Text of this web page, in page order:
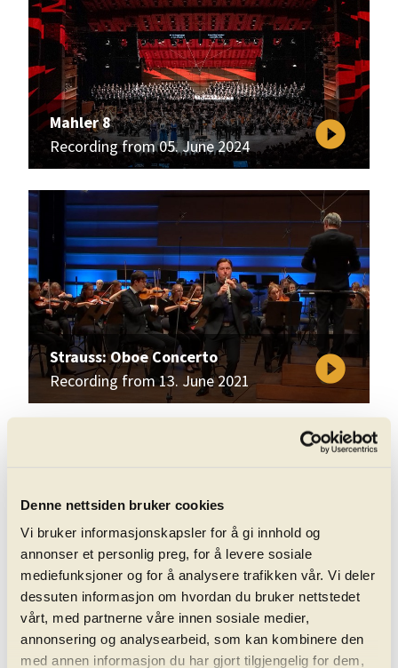
Denne nettsiden bruker cookies
Vi bruker informasjonskapsler for å gi innhold og
annonser et personlig preg, for å levere sosiale
mediefunksjoner og for å analysere trafikken vår. Vi deler
dessuten informasjon om hvordan du bruker nettstedet
vårt, med partnerne våre innen sosiale medier,
annonsering og analysearbeid, som kan kombinere den
med annen informasjon du har gjort tilgjengelig for dem,
Mahler 8
Recording from 05. June 2024
play_circle_filled
Strauss: Oboe Concerto
Recording from 13. June 2021
play_circle_filled
Wagner: Prelude to Die
Meistersinger von Nürnberg
Recording from 13. June 2021
play_circle_filled